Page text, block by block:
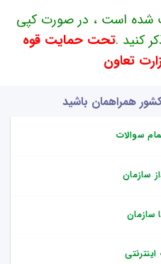
شده است ، در صورت کپی
کنید .تحت حمایت قوه
تعاون
همراهمان باشید
سوالات
سازمان
سازمان
اینترنتی